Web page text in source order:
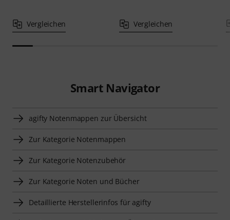
Vergleichen Vergleichen
Smart Navigator
agifty Notenmappen zur Übersicht
Zur Kategorie Notenmappen
Zur Kategorie Notenzubehör
Zur Kategorie Noten und Bücher
Detaillierte Herstellerinfos für agifty